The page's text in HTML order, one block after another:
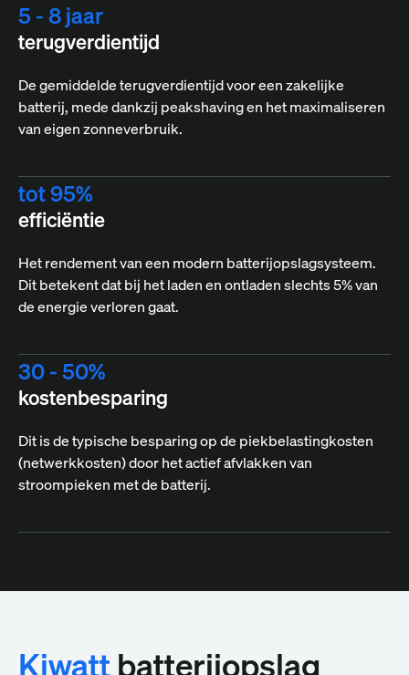
5 - 8 jaar
terugverdientijd
De gemiddelde terugverdientijd voor een zakelijke
batterij, mede dankzij peakshaving en het maximaliseren
van eigen zonneverbruik.
tot 95%
efficiëntie
Het rendement van een modern batterijopslagsysteem.
Dit betekent dat bij het laden en ontladen slechts 5% van
de energie verloren gaat.
30 - 50%
kostenbesparing
Dit is de typische besparing op de piekbelastingkosten
(netwerkkosten) door het actief afvlakken van
stroompieken met de batterij.
Kiwattbatterijopslag